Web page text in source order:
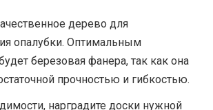
дерево для
опалубки. Оптимальным
березовая фанера, так как она
прочностью и гибкостью.
нарградите доски нужной